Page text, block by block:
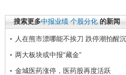
搜索更多中报业绩 个股分化 的新闻
人在熊市漂哪能不挨刀 跌停潮拍醒
两大板块或中报“藏金”
金城医药涨停，医药股再度活跃